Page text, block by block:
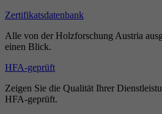
Zertifikatsdatenbank
Alle von der Holzforschung Austria
einen Blick.
HFA-geprüft
Zeigen Sie die Qualität Ihrer
HFA-geprüft.